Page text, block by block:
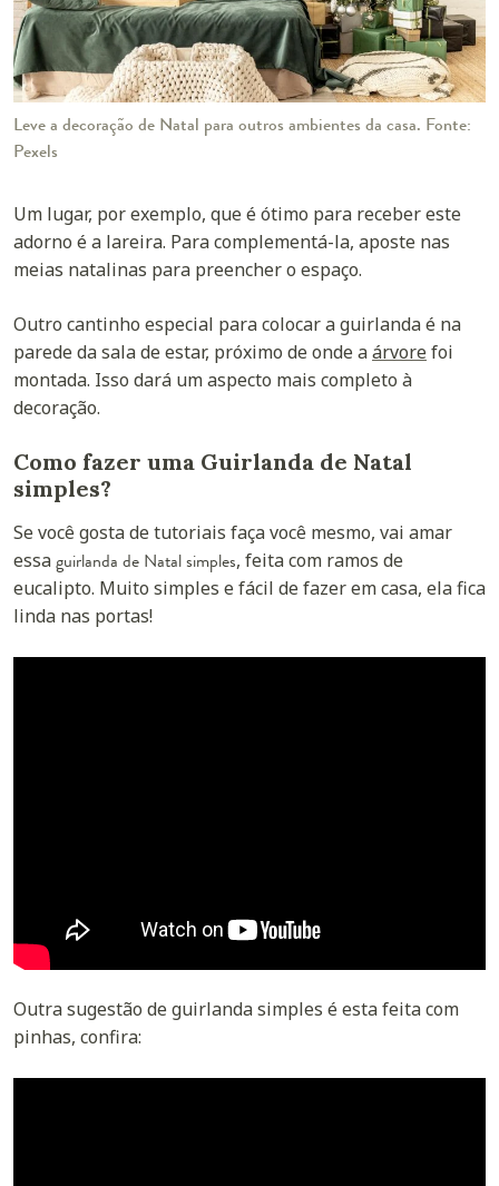
Leve a decoração de Natal para outros ambientes da casa. Fonte:
Pexels
Um lugar, por exemplo, que é ótimo para receber este
adorno é a lareira. Para complementá-la, aposte nas
meias natalinas para preencher o espaço.
Outro cantinho especial para colocar a guirlanda é na
parede da sala de estar, próximo de onde aárvorefoi
montada. Isso dará um aspecto mais completo à
decoração.
Como fazer uma Guirlanda de Natal
simples?
Se você gosta de tutoriais faça você mesmo, vai amar
essaguirlanda de Natal simples, feita com ramos de
eucalipto. Muito simples e fácil de fazer em casa, ela fica
linda nas portas!
Outra sugestão de guirlanda simples é esta feita com
pinhas, confira: